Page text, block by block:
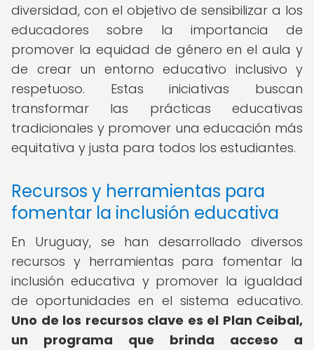
diversidad, con el objetivo de sensibilizar a los
educadores sobre la importancia de
promover la equidad de género en el aula y
de crear un entorno educativo inclusivo y
respetuoso. Estas iniciativas buscan
transformar las prácticas educativas
tradicionales y promover una educación más
equitativa y justa para todos los estudiantes.
Recursos y herramientas para
fomentar la inclusión educativa
En Uruguay, se han desarrollado diversos
recursos y herramientas para fomentar la
inclusión educativa y promover la igualdad
de oportunidades en el sistema educativo.
Uno de los recursos clave es el Plan Ceibal,
un programa que brinda acceso a